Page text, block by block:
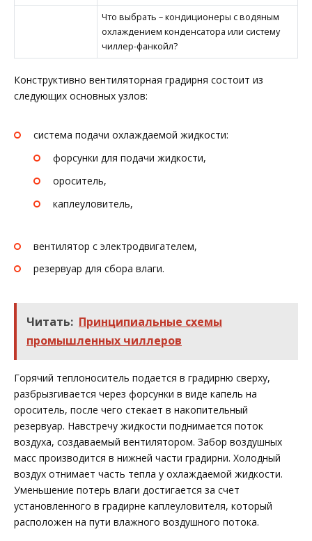
Что выбрать – кондиционеры с водяным
охлаждением конденсатора или систему
чиллер-фанкойл?
Конструктивно вентиляторная градирня состоит из
следующих основных узлов:
система подачи охлаждаемой жидкости:
форсунки для подачи жидкости,
ороситель,
каплеуловитель,
вентилятор с электродвигателем,
резервуар для сбора влаги.
Читать: Принципиальные схемы
промышленных чиллеров
Горячий теплоноситель подается в градирню сверху,
разбрызгивается через форсунки в виде капель на
ороситель, после чего стекает в накопительный
резервуар. Навстречу жидкости поднимается поток
воздуха, создаваемый вентилятором. Забор воздушных
масс производится в нижней части градирни. Холодный
воздух отнимает часть тепла у охлаждаемой жидкости.
Уменьшение потерь влаги достигается за счет
установленного в градирне каплеуловителя, который
расположен на пути влажного воздушного потока.